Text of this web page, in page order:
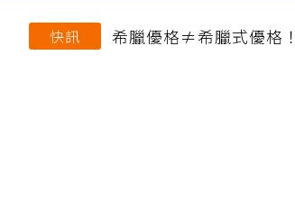
快訊 希臘優格≠希臘式優格